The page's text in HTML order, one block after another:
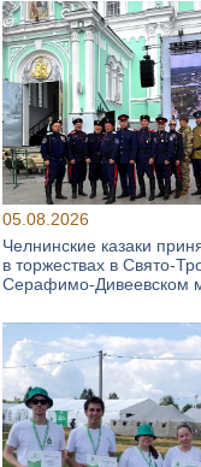
05.08.2026
Челнинские казаки
в торжествах в
Серафимо‑Дивеевском